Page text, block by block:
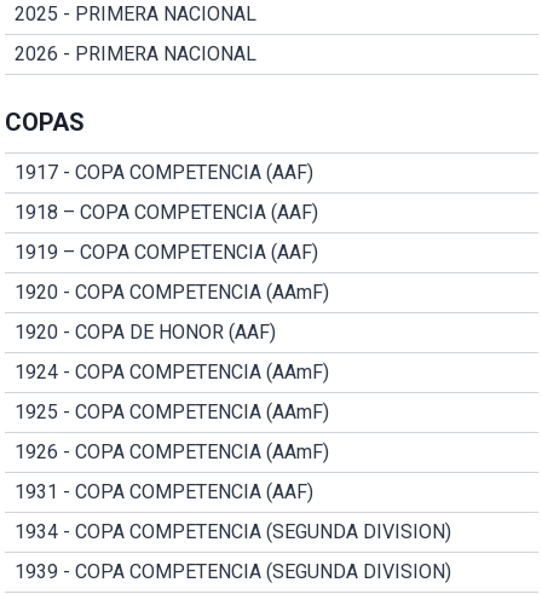
2025 - PRIMERA NACIONAL
2026 - PRIMERA NACIONAL
COPAS
1917 - COPA COMPETENCIA (AAF)
1918 – COPA COMPETENCIA (AAF)
1919 – COPA COMPETENCIA (AAF)
1920 - COPA COMPETENCIA (AAmF)
1920 - COPA DE HONOR (AAF)
1924 - COPA COMPETENCIA (AAmF)
1925 - COPA COMPETENCIA (AAmF)
1926 - COPA COMPETENCIA (AAmF)
1931 - COPA COMPETENCIA (AAF)
1934 - COPA COMPETENCIA (SEGUNDA DIVISION)
1939 - COPA COMPETENCIA (SEGUNDA DIVISION)